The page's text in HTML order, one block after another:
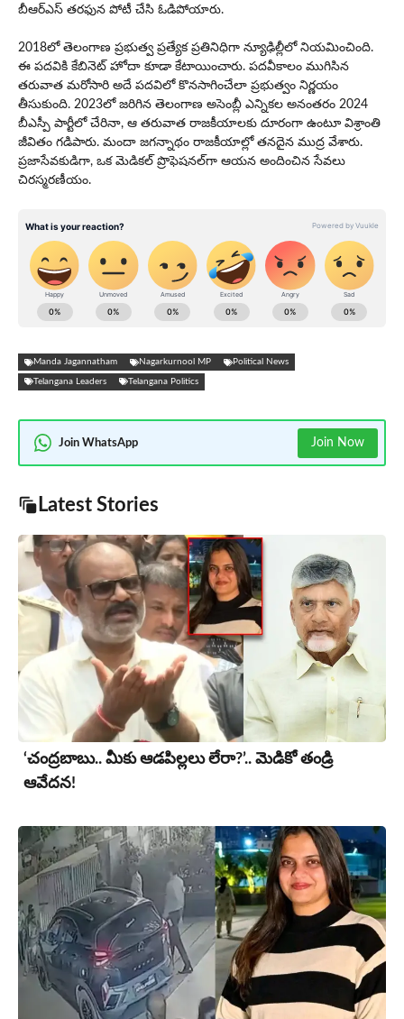
బీఆర్‌ఎస్ తరఫున పోటీ చేసి ఓడిపోయారు.
2018లో తెలంగాణ ప్రభుత్వ ప్రత్యేక ప్రతినిధిగా న్యూఢిల్లీలో నియమించింది.
ఈ పదవికి కేబినెట్ హోదా కూడా కేటాయించారు. పదవీకాలం ముగిసిన
తరువాత మరోసారి అదే పదవిలో కొనసాగించేలా ప్రభుత్వం నిర్ణయం
తీసుకుంది. 2023లో జరిగిన తెలంగాణ అసెంబ్లీ ఎన్నికల అనంతరం 2024
బీఎస్పీ పార్టీలో చేరినా, ఆ తరువాత రాజకీయాలకు దూరంగా ఉంటూ విశ్రాంతి
జీవితం గడిపారు. మందా జగన్నాథం రాజకీయాల్లో తనదైన ముద్ర వేశారు.
ప్రజాసేవకుడిగా, ఒక మెడికల్ ప్రొఫెషనల్‌గా ఆయన అందించిన సేవలు
చిరస్మరణీయం.
Manda Jagannatham Nagarkurnool MP Political News
Telangana Leaders Telangana Politics
Join WhatsApp Join Now
Latest Stories
‘చంద్రబాబు.. మీకు ఆడపిల్లలు లేరా?’.. మెడికో తండ్రి
ఆవేదన!